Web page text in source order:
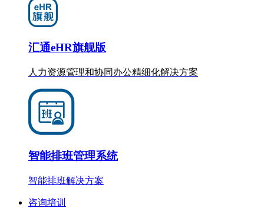
汇通eHR旗舰版
人力资源管理和协同办公精细化解决方案
智能排班管理系统
智能排班解决方案
咨询培训